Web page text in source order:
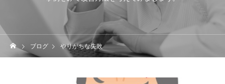
ブログ やりがちな失敗